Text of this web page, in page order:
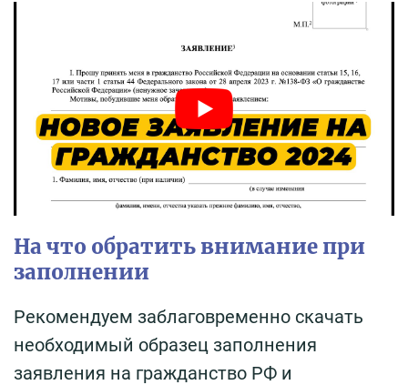
На что обратить внимание при
заполнении
Рекомендуем заблаговременно скачать
необходимый образец заполнения
заявления на гражданство РФ и